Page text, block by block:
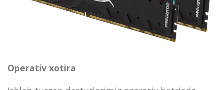
Operativ xotira